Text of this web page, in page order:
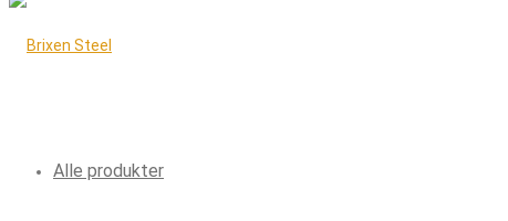
Alle produkter